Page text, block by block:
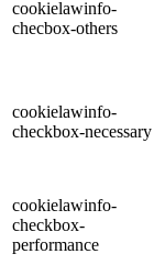
cookielawinfo-
checbox-others
cookielawinfo-
checkbox-necessary
cookielawinfo-
checkbox-
performance